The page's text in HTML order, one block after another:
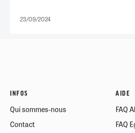
23/09/2024
INFOS
Qui sommes-nous
Contact
AIDE
FAQ
FAQ